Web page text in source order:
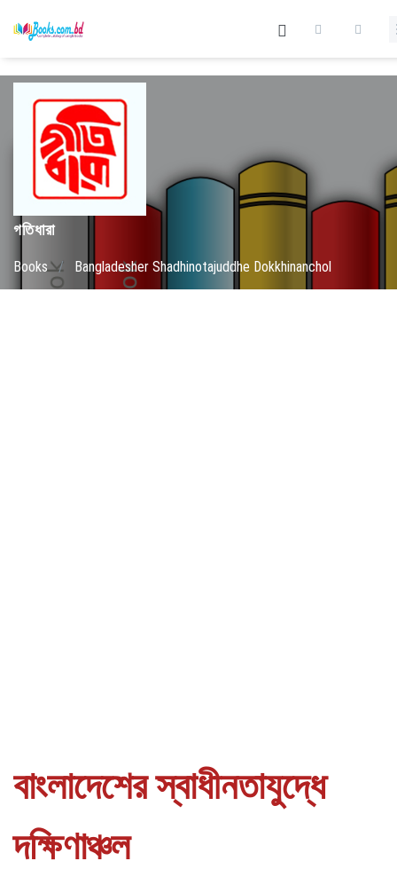
গতিধারা
Books / Bangladesher Shadhinotajuddhe Dokkhinanchol
বাংলাদেশের স্বাধীনতাযুদ্ধে
দক্ষিণাঞ্চল